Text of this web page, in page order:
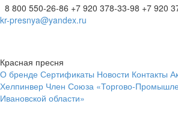
8 800 550-26-86 +7 920 378-33-98 +7 920
kr-presnya@yandex.ru
Красная пресня
О бренде Сертификаты Новости Контакты
Хелпинвер Член Союза «Торгово-
Ивановской области»